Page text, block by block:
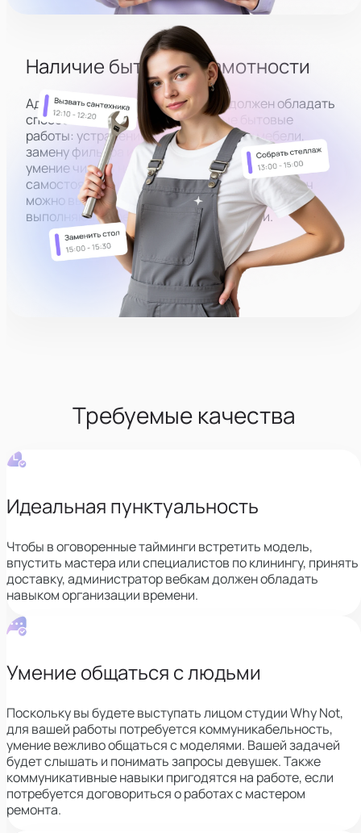
Подключить микрофон
Наличие бытовой грамотности
Администратор в вебкам студию долженобладать
способностью выполнять простые бытовые
работы: устранение протечек, сборку мебели,
замену фильтра и т.д. Преимуществом будет
умение чинить несложные бытовые поломки
самостоятельно. Для более масштабных задач
можно вызывать квалифицированный персонал,
выполняющий ремонт любой сложности.
Требуемые качества
Идеальная пунктуальность
Чтобы в оговоренные тайминги встретить модель,
впустить мастера или специалистов по клинингу, принять
доставку,администратор вебкам должен обладать
навыком организации времени.
Умение общаться с людьми
Поскольку вы будете выступать лицом студии Why Not,
для вашей работы потребуется коммуникабельность,
умение вежливо общаться с моделями. Вашей задачей
будет слышать и понимать запросы девушек. Также
коммуникативные навыки пригодятся на работе, если
потребуется договориться о работах с мастером
ремонта.